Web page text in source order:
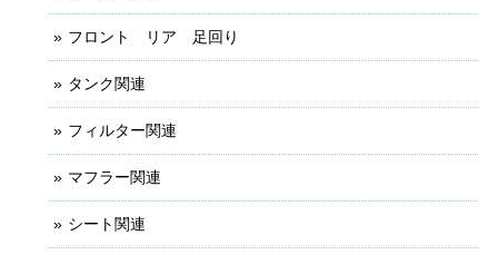
フロント リア 足回り
タンク関連
フィルター関連
マフラー関連
シート関連